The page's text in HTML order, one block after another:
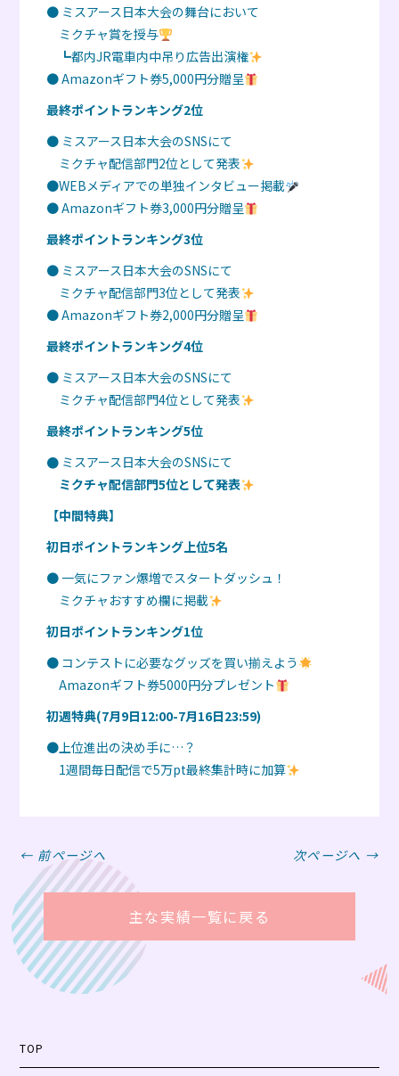
● ミスアース日本大会の舞台において
ミクチャ賞を授与
┗都内JR電車内中吊り広告出演権
● Amazonギフト券5,000円分贈呈
最終ポイントランキング2位
● ミスアース日本大会のSNSにて
ミクチャ配信部門2位として発表
●WEBメディアでの単独インタビュー掲載
● Amazonギフト券3,000円分贈呈
最終ポイントランキング3位
● ミスアース日本大会のSNSにて
ミクチャ配信部門3位として発表
● Amazonギフト券2,000円分贈呈
最終ポイントランキング4位
● ミスアース日本大会のSNSにて
ミクチャ配信部門4位として発表
最終ポイントランキング5位
● ミスアース日本大会のSNSにて
ミクチャ配信部門5位として発表
【中間特典】
初日ポイントランキング上位5名
● 一気にファン爆増でスタートダッシュ！
ミクチャおすすめ欄に掲載
初日ポイントランキング1位
● コンテストに必要なグッズを買い揃えよう
Amazonギフト券5000円分プレゼント
初週特典(7月9日12:00-7月16日23:59)
●上位進出の決め手に…？
1週間毎日配信で5万pt最終集計時に加算
← 前ページへ 次ページへ →
主な実績一覧に戻る
TOP